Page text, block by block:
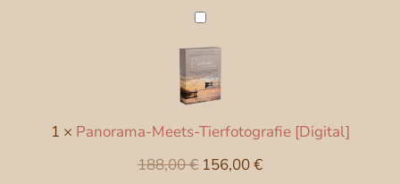
119,00 €
Panorama-
Meets-
Tierfotografie
[Digital]
1 × Panorama-Meets-Tierfotografie [Digital]
188,00€ Ursprünglicher
156,00€Aktueller